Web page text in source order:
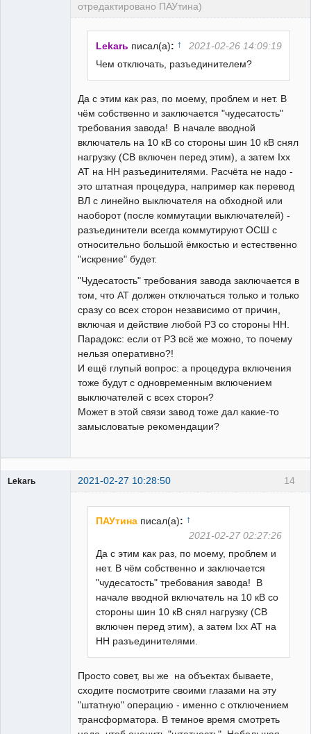
отредактировано ПАУтина)
Lekarь писал(а): ↑
2021-02-26 14:09:19
Чем отключать, разъединителем?
Да с этим как раз, по моему, проблем и нет. В
чём собственно и заключается "чудесатость"
требования завода! В начале вводной
включатель на 10 кВ со стороны шин 10 кВ снял
нагрузку (СВ включен перед этим), а затем Iхх
АТ на НН разъединителями. Расчёта не надо -
это штатная процедура, например как перевод
ВЛ с линейно выключателя на обходной или
наоборот (после коммутации выключателей) -
разъединители всегда коммутируют ОСШ с
относительно большой ёмкостью и естественно
"искрение" будет.
"Чудесатость" требования завода заключается в
том, что АТ должен отключаться только и только
сразу со всех сторон независимо от причин,
включая и действие любой РЗ со стороны НН.
Парадокс: если от РЗ всё же можно, то почему
нельзя оперативно?!
И ещё глупый вопрос: а процедура включения
тоже будут с одновременным включением
выключателей с всех сторон?
Может в этой связи завод тоже дал какие-то
замысловатые рекомендации?
14
Lekarь 2021-02-27 10:28:50
ПАУтина писал(а): ↑
2021-02-27 02:27:26
Да с этим как раз, по моему, проблем и
нет. В чём собственно и заключается
"чудесатость" требования завода! В
начале вводной включатель на 10 кВ со
стороны шин 10 кВ снял нагрузку (СВ
включен перед этим), а затем Iхх АТ на
НН разъединителями.
Просто совет, вы же на объектах бываете,
сходите посмотрите своими глазами на эту
"штатную" операцию - именно с отключением
трансформатора. В темное время смотреть